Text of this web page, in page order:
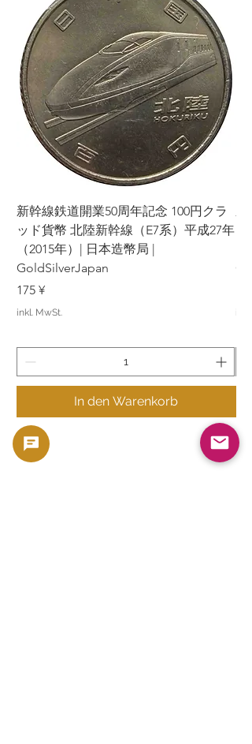
新幹線鉄道開業50周年記念 100円クラ
ッド貨幣 北陸新幹線（E7系）平成27年
（2015年）| 日本造幣局 |
GoldSilverJapan
Preis
175 ¥
inkl. MwSt.
In den Warenkorb